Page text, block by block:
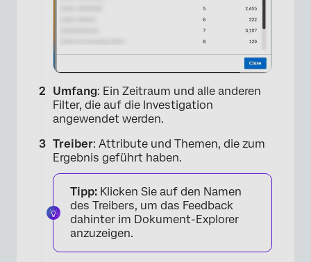
Umfang: Ein Zeitraum und alle anderen
Filter, die auf die Investigation
angewendet werden.
Treiber: Attribute und Themen, die zum
Ergebnis geführt haben.
Tipp: Klicken Sie auf den Namen
des Treibers, um das Feedback
dahinter im Dokument-Explorer
anzuzeigen.